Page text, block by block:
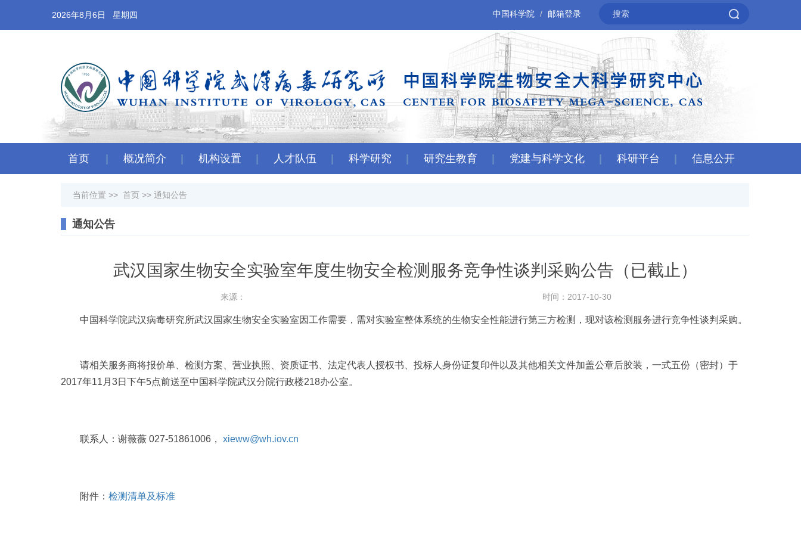
2026年8月6日 星期四 中国科学院 邮箱登录
首页 概况简介 机构设置 人才队伍 科学研究 研究生教育 党建与科学文化 科研平台 信息公开
当前位置 >> 首页 >> 通知公告
通知公告
武汉国家生物安全实验室年度生物安全检测服务竞争性谈判采购公告（已截止）
来源： 时间：2017-10-30
中国科学院武汉病毒研究所武汉国家生物安全实验室因工作需要，需对实验室整体系统的生物安全性能进行第三方检测，现对该检测服务进行竞争性谈判采购。
请相关服务商将报价单、检测方案、营业执照、资质证书、法定代表人授权书、投标人身份证复印件以及其他相关文件加盖公章后胶装，一式五份（密封）于
2017年11月3日下午5点前送至中国科学院武汉分院行政楼218办公室。
联系人：谢薇薇 027-51861006， xieww@wh.iov.cn
附件： 检测清单及标准